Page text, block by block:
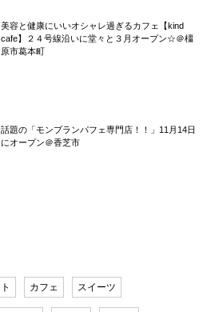
美容と健康にいいオシャレ過ぎるカフェ【kind
cafe】２４号線沿いに堂々と３月オープン☆＠橿
原市葛本町
話題の「モンブランパフェ専門店！！」11月14日
にオープン＠香芝市
カフェ スイーツ